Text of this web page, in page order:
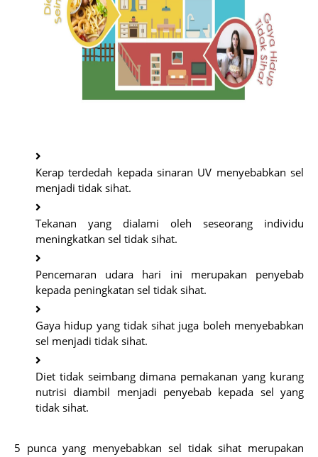
Kerap terdedah kepada sinaran UV menyebabkan sel
menjadi tidak sihat.
Tekanan yang dialami oleh seseorang individu
meningkatkan sel tidak sihat.
Pencemaran udara hari ini merupakan penyebab
kepada peningkatan sel tidak sihat.
Gaya hidup yang tidak sihat juga boleh menyebabkan
sel menjadi tidak sihat.
Diet tidak seimbang dimana pemakanan yang kurang
nutrisi diambil menjadi penyebab kepada sel yang
tidak sihat.
5 punca yang menyebabkan sel tidak sihat merupakan